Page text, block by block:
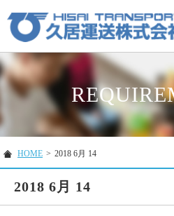
HOME > 2018 6月 14
2018 6月 14